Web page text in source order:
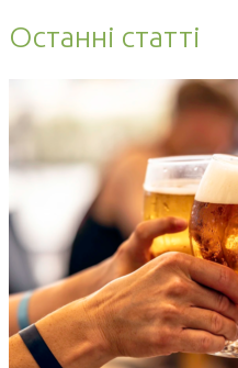
Останні статті